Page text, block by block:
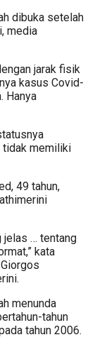
dibuka setelah
media
jarak fisik
kasus Covid-
Hanya
tidak memiliki
49 tahun,
jelas … tentang
kata
menunda
tahun
tahun 2006.